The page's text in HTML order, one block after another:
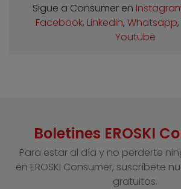
Sigue a Consumer en
Facebook, Linkedin, Whatsapp,
Youtube
Boletines EROSKI
Para estar al día y no perderte
en EROSKI Consumer, suscríbete
gratuitos.